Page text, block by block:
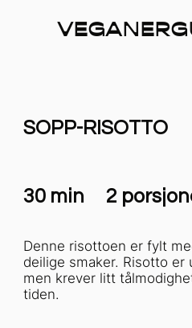
SOPP-RISOTTO
30 min 2
Denne risottoen er fylt
deilige smaker. Risotto er
men krever litt
tiden.